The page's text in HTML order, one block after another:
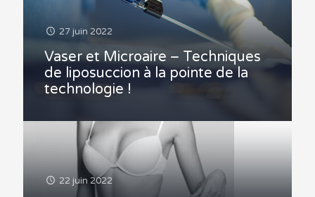
27 juin 2022
Vaser et Microaire – Techniques
de liposuccion à la pointe de la
technologie !
22 juin 2022